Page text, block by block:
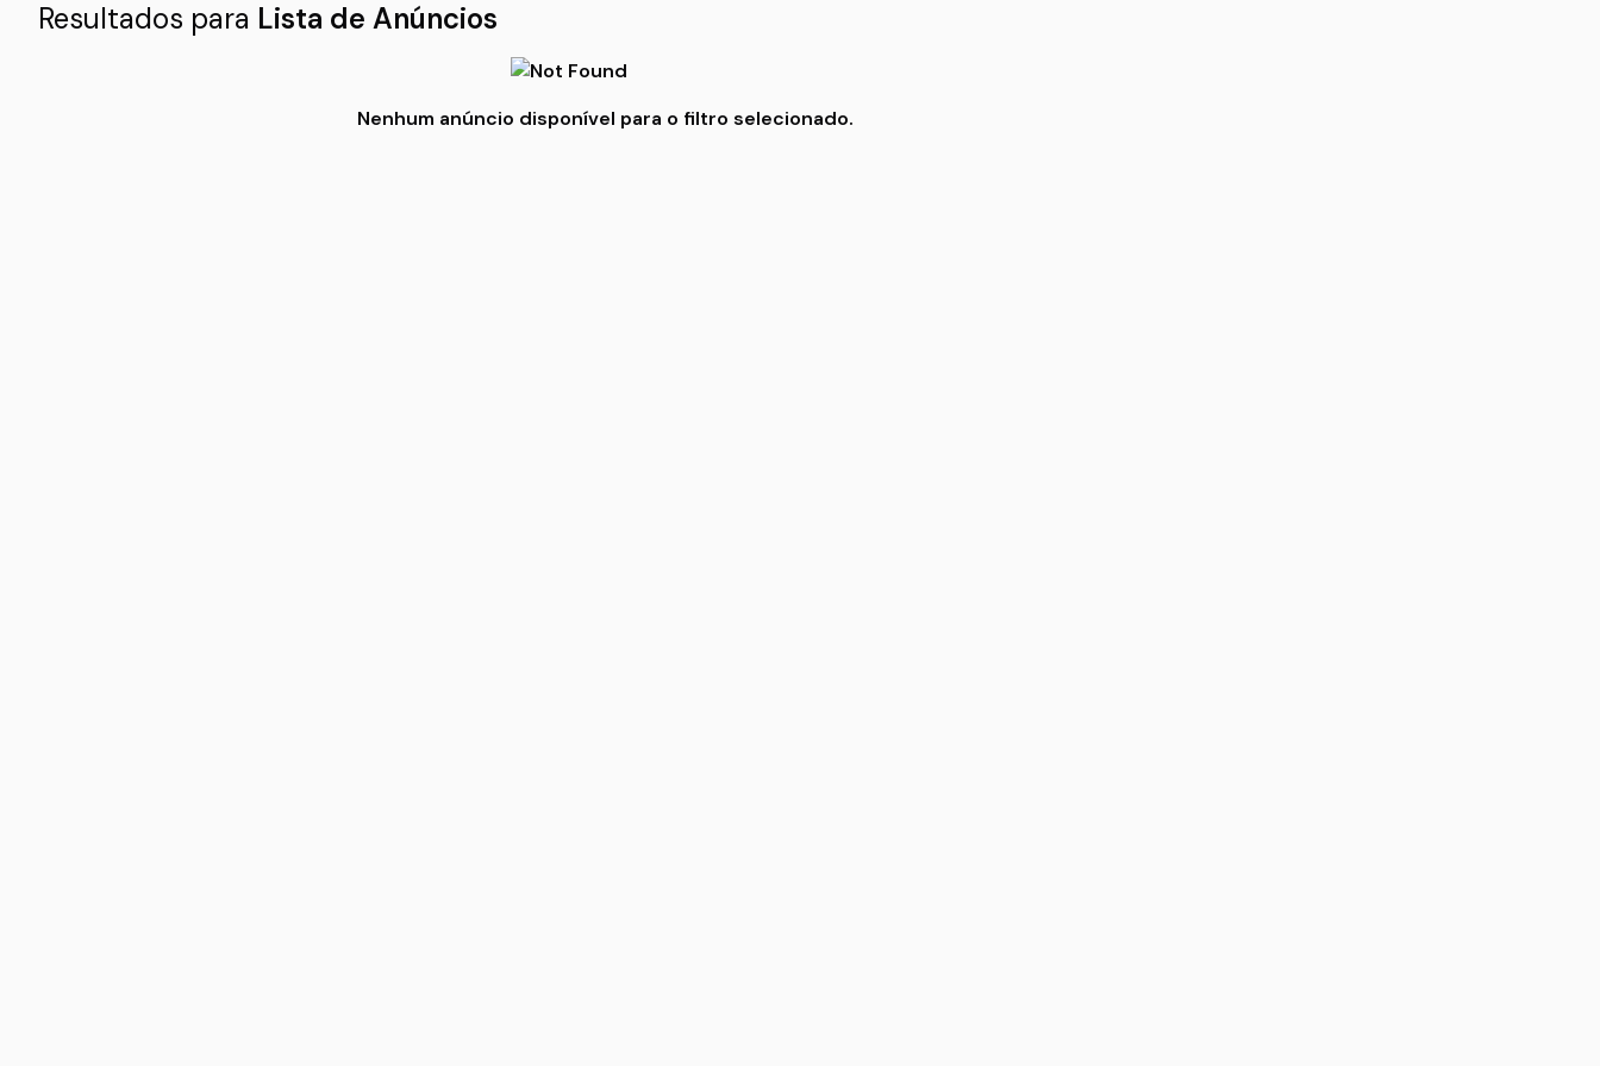
Resultados para Lista de Anúncios
Nenhum anúncio disponível para o filtro selecionado.